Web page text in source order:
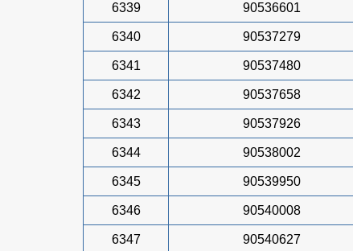
6339 90536601
6340 90537279
6341 90537480
6342 90537658
6343 90537926
6344 90538002
6345 90539950
6346 90540008
6347 90540627